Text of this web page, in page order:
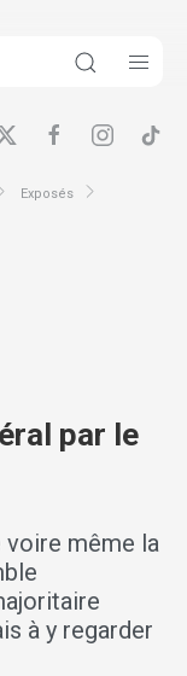
Exposés
par le
voire même la
à y regarder